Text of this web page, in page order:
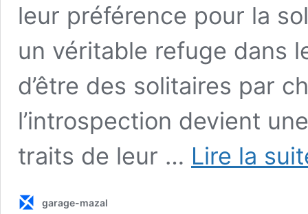
leur préférence pour la
un véritable refuge dans
d’être des solitaires par
l’introspection devient
traits de leur … Lire la
garage-mazal